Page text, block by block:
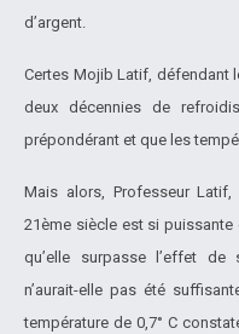
d’argent.
Certes Mojib Latif, défendant
deux décennies de
prépondérant et que les
Mais alors, Professeur
21ème siècle est si puissante
qu’elle surpasse l’effet de
n’aurait-elle pas été
température de 0,7° C